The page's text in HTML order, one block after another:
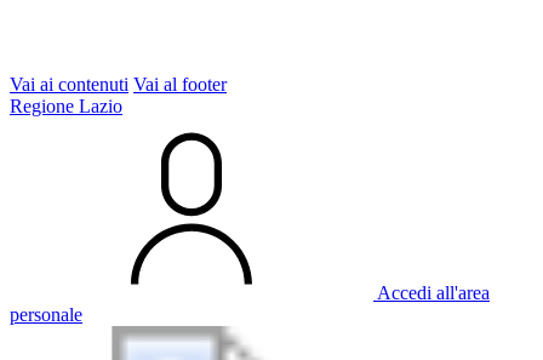
Vai ai contenuti Vai al footer
Regione Lazio
Accedi all'area
personale